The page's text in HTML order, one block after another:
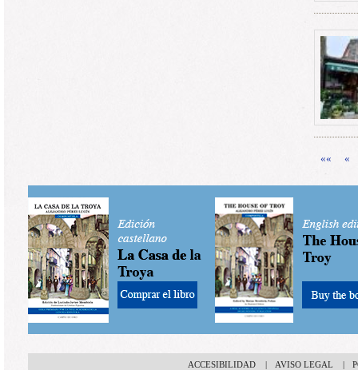
«« «
ACCESIBILIDAD | AVISO LEGAL |